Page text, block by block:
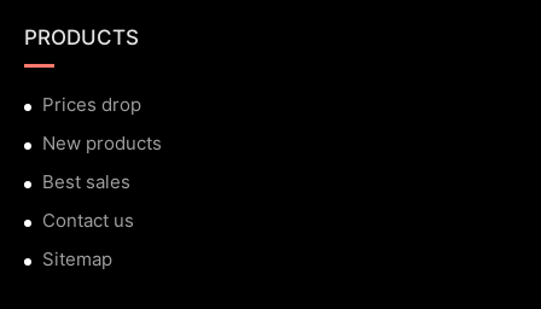
PRODUCTS
Prices drop
New products
Best sales
Contact us
Sitemap